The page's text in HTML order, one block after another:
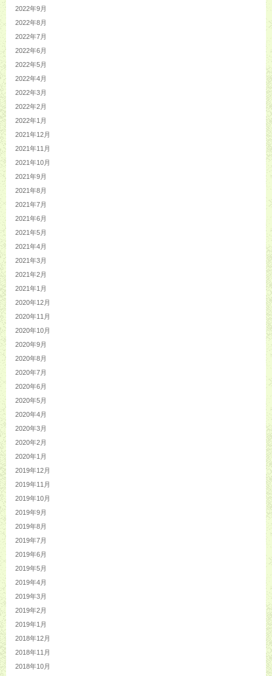
2022年9月
2022年8月
2022年7月
2022年6月
2022年5月
2022年4月
2022年3月
2022年2月
2022年1月
2021年12月
2021年11月
2021年10月
2021年9月
2021年8月
2021年7月
2021年6月
2021年5月
2021年4月
2021年3月
2021年2月
2021年1月
2020年12月
2020年11月
2020年10月
2020年9月
2020年8月
2020年7月
2020年6月
2020年5月
2020年4月
2020年3月
2020年2月
2020年1月
2019年12月
2019年11月
2019年10月
2019年9月
2019年8月
2019年7月
2019年6月
2019年5月
2019年4月
2019年3月
2019年2月
2019年1月
2018年12月
2018年11月
2018年10月